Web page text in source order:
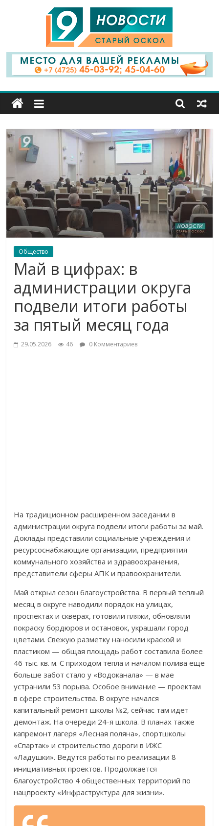
9
Канал
Старый
Оскол
Общество
Май в цифрах: в
администрации округа
подвели итоги работы
за пятый месяц года
29.05.2026 46 0 Комментариев
На традиционном расширенном заседании в
администрации округа подвели итоги работы за май.
Доклады представили социальные учреждения и
ресурсоснабжающие организации, предприятия
коммунального хозяйства и здравоохранения,
представители сферы АПК и правоохранители.
Май открыл сезон благоустройства. В первый теплый
месяц в округе наводили порядок на улицах,
проспектах и скверах, готовили пляжи, обновляли
покраску бордюров и остановок, украшали город
цветами. Свежую разметку наносили краской и
пластиком — общая площадь работ составила более
46 тыс. кв. м. С приходом тепла и началом полива еще
больше забот стало у «Водоканала» — в мае
устранили 53 порыва. Особое внимание — проектам
в сфере строительства. В округе начался
капитальный ремонт школы №2, сейчас там идет
демонтаж. На очереди 24-я школа. В планах также
капремонт лагеря «Лесная поляна», спортшколы
«Спартак» и строительство дороги в ИЖС
«Ладушки». Ведутся работы по реализации 8
инициативных проектов. Продолжается
благоустройство 4 общественных территорий по
нацпроекту «Инфраструктура для жизни».